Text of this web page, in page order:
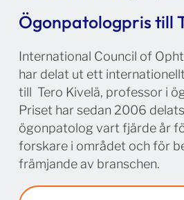
Ögonpatologpris till
International Council of
har delat ut ett
till Tero Kivelä, professor i
Priset har sedan 2006
ögonpatolog vart fjärde år
forskare i området och för
främjande av branschen.